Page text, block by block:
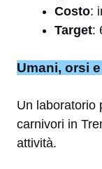
Costo:
Target:
Umani, orsi
Un laboratorio
carnivori in
attività.